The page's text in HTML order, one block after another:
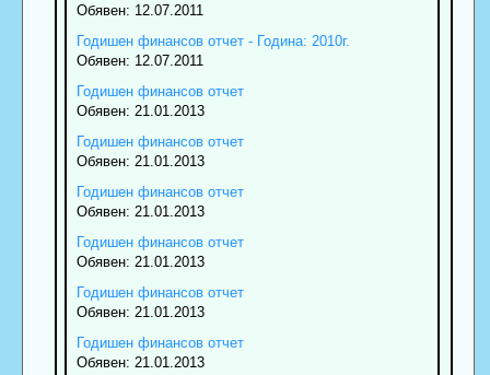
Обявен: 12.07.2011
Годишен финансов отчет - Година: 2010г.
Обявен: 12.07.2011
Годишен финансов отчет
Обявен: 21.01.2013
Годишен финансов отчет
Обявен: 21.01.2013
Годишен финансов отчет
Обявен: 21.01.2013
Годишен финансов отчет
Обявен: 21.01.2013
Годишен финансов отчет
Обявен: 21.01.2013
Годишен финансов отчет
Обявен: 21.01.2013